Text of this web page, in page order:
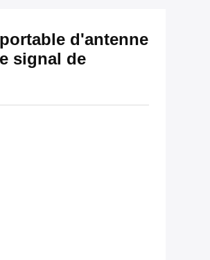
d'antenne
signal de